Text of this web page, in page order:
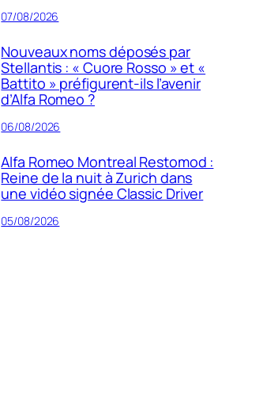
07/08/2026
Nouveaux noms déposés par
Stellantis : « Cuore Rosso » et «
Battito » préfigurent-ils l’avenir
d’Alfa Romeo ?
06/08/2026
Alfa Romeo Montreal Restomod :
Reine de la nuit à Zurich dans
une vidéo signée Classic Driver
05/08/2026